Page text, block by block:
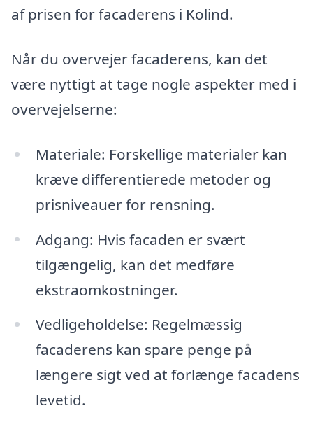
af prisen for facaderens i Kolind.
Når du overvejer facaderens, kan det
være nyttigt at tage nogle aspekter med i
overvejelserne:
Materiale: Forskellige materialer kan
kræve differentierede metoder og
prisniveauer for rensning.
Adgang: Hvis facaden er svært
tilgængelig, kan det medføre
ekstraomkostninger.
Vedligeholdelse: Regelmæssig
facaderens kan spare penge på
længere sigt ved at forlænge facadens
levetid.